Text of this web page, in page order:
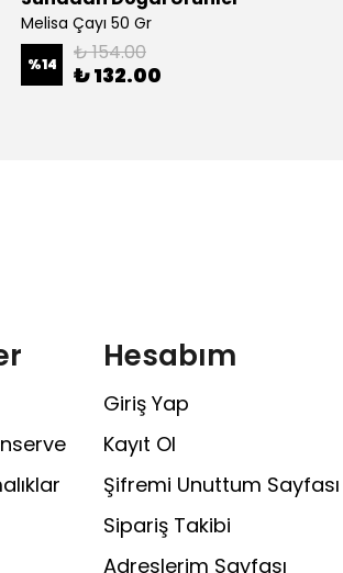
Melisa Çayı 50 Gr
%14 ₺ 154.00
₺ 132.00
Hesabım
Giriş Yap
Kayıt Ol
Şifremi Unuttum Sayfası
Sipariş Takibi
Adreslerim Sayfası